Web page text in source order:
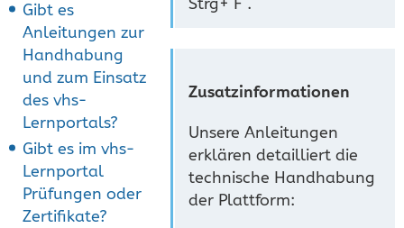
Zusatzinformationen
Unsere Anleitungen
erklären detailliert die
technische Handhabung
der Plattform:
Gibt es
Anleitungen zur
Handhabung
und zum Einsatz
des vhs-
Lernportals?
Gibt es im vhs-
Lernportal
Prüfungen oder
Zertifikate?